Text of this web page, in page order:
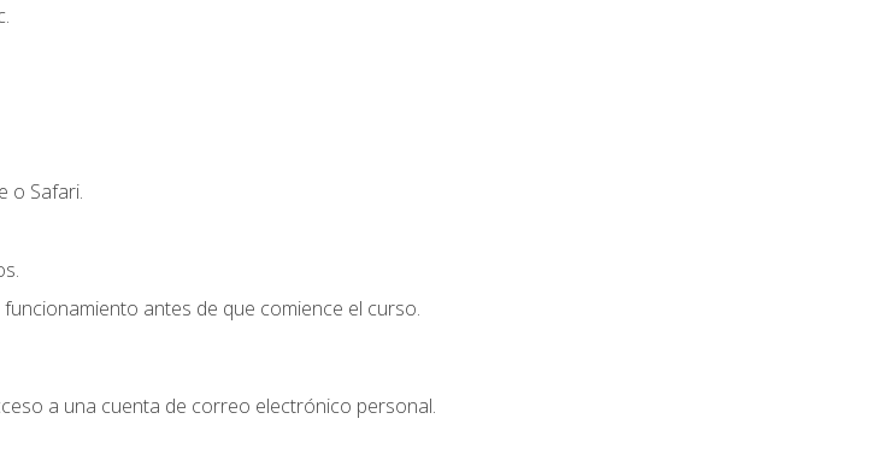
o Safari.
antes de que comience el curso.
a una cuenta de correo electrónico personal.